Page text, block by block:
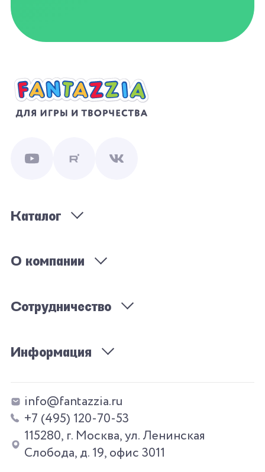
Каталог
О компании
Сотрудничество
Информация
info@fantazzia.ru
+7 (495) 120-70-53
115280, г. Москва, ул. Ленинская
Слобода, д. 19, офис 3011